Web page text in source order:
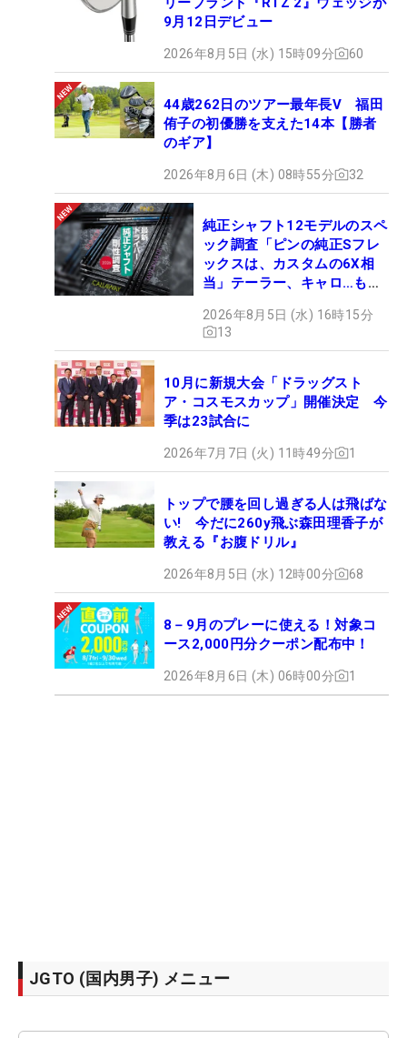
9月12日デビュー
2026年8月5日 (水) 15時09分 60
44歳262日のツアー最年長V 福田
侑子の初優勝を支えた14本【勝者
のギア】
2026年8月6日 (木) 08時55分 32
純正シャフト12モデルのスペ
ック調査「ピンの純正Sフレ
ックスは、カスタムの6X相
当」テーラー、キャロ…もチ
2026年8月5日 (水) 16時15分
13
10月に新規大会「ドラッグスト
ア・コスモスカップ」開催決定 今
季は23試合に
2026年7月7日 (火) 11時49分 1
トップで腰を回し過ぎる人は飛ばな
い! 今だに260y飛ぶ森田理香子が
教える『お腹ドリル』
2026年8月5日 (水) 12時00分 68
8－9月のプレーに使える！対象コ
ース2,000円分クーポン配布中！
2026年8月6日 (木) 06時00分 1
JGTO (国内男子) メニュー